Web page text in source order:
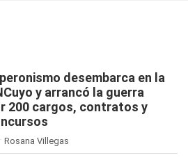
desembarca en la
y arrancó la guerra
200 cargos, contratos y
Rosana Villegas